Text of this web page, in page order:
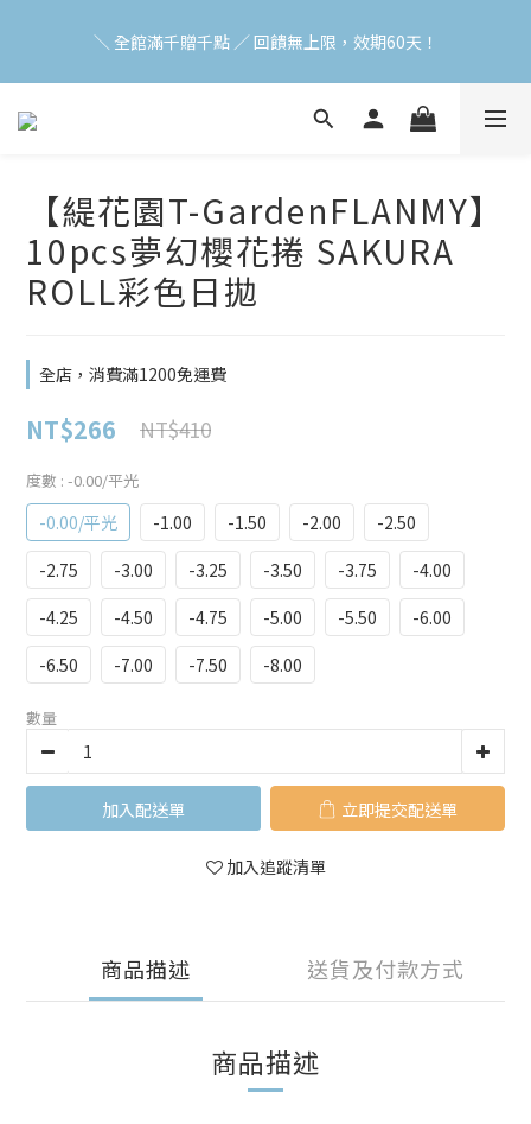
使用
＼ 全館滿千贈千點 ／ 回饋無上限，效期60天！
登入領取 < 本月免運券與折價券 >
加入會員立即領$200購物金(效期30天) | 可與LINE新好友$50疊加
使用
【緹花園T-GardenFLANMY】
10pcs夢幻櫻花捲 SAKURA
ROLL彩色日拋
全店，消費滿1200免運費
NT$266 NT$410
度數 : -0.00/平光
-0.00/平光 -1.00 -1.50 -2.00
-2.50
-2.75
-3.00 -3.25 -3.50 -3.75
-4.00
-4.25
-4.50 -4.75 -5.00 -5.50
-6.00
-6.50
-7.00 -7.50 -8.00
數量
加入購物車 立即購買
加入追蹤清單
商品描述 送貨及付款方式
商品描述